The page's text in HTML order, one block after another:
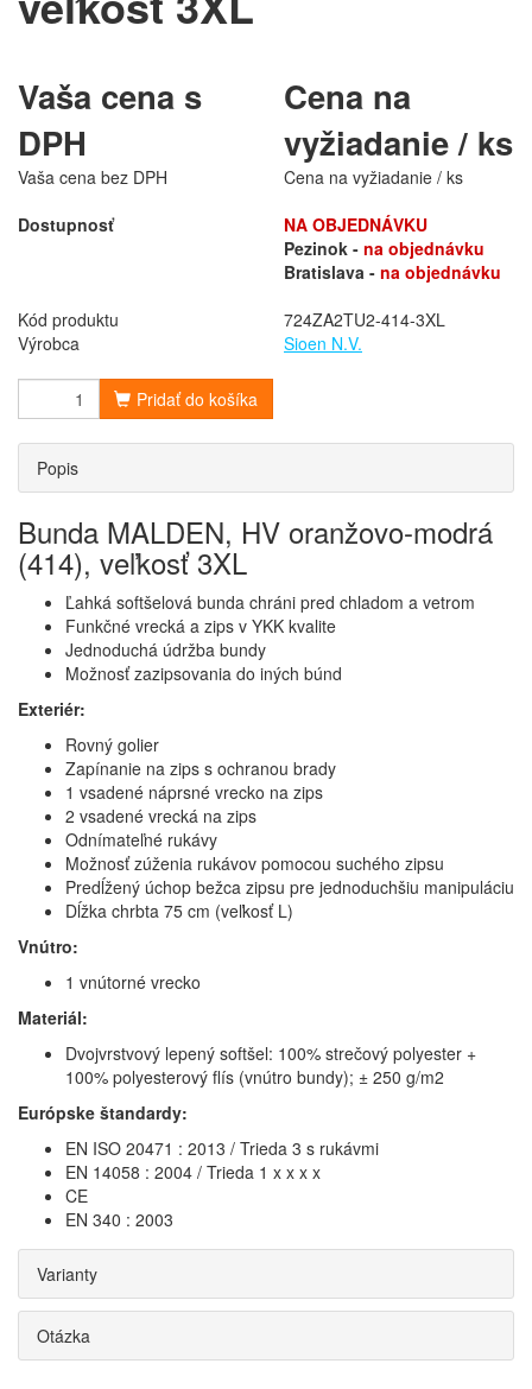
Vaša cena s
DPH
Cena na
vyžiadanie / ks
Vaša cena bez DPH
Cena na vyžiadanie / ks
Dostupnosť
NA OBJEDNÁVKU
Pezinok - na objednávku
Bratislava - na objednávku
Kód produktu
724ZA2TU2-414-3XL
Výrobca
Sioen N.V.
Pridať do košíka
Popis
Bunda MALDEN, HV oranžovo-modrá
(414), veľkosť 3XL
Ľahká softšelová bunda chráni pred chladom a vetrom
Funkčné vrecká a zips v YKK kvalite
Jednoduchá údržba bundy
Možnosť zazipsovania do iných búnd
Exteriér:
Rovný golier
Zapínanie na zips s ochranou brady
1 vsadené náprsné vrecko na zips
2 vsadené vrecká na zips
Odnímateľné rukávy
Možnosť zúženia rukávov pomocou suchého zipsu
Predĺžený úchop bežca zipsu pre jednoduchšiu manipuláciu
Dĺžka chrbta 75 cm (veľkosť L)
Vnútro:
1 vnútorné vrecko
Materiál:
Dvojvrstvový lepený softšel: 100% strečový polyester +
100% polyesterový flís (vnútro bundy); ± 250 g/m2
Európske štandardy:
EN ISO 20471 : 2013 / Trieda 3 s rukávmi
EN 14058 : 2004 / Trieda 1 x x x x
CE
EN 340 : 2003
Varianty
Otázka